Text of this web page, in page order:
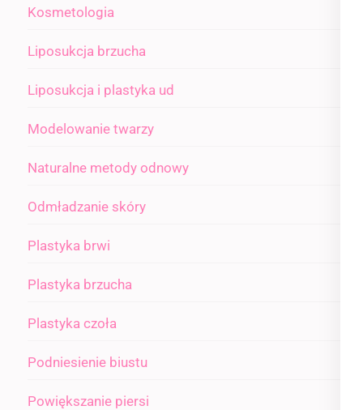
Kosmetologia
Liposukcja brzucha
Liposukcja i plastyka ud
Modelowanie twarzy
Naturalne metody odnowy
Odmładzanie skóry
Plastyka brwi
Plastyka brzucha
Plastyka czoła
Podniesienie biustu
Powiększanie piersi